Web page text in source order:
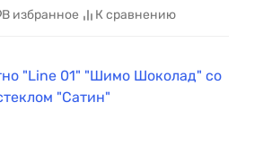
В избранное К сравнению